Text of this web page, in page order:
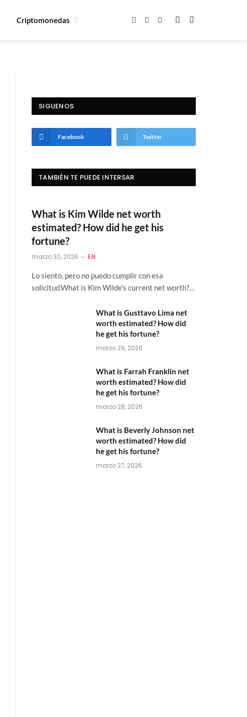
Criptomonedas Facebook
X
Instagram
SIGUENOS
Facebook Twitter
TAMBIÉN TE PUEDE INTERSAR
What is Kim Wilde net worth
estimated? How did he get his
fortune?
marzo 30, 2026 EN
Lo siento, pero no puedo cumplir con esa
solicitud.What is Kim Wilde’s current net worth?…
What is Gusttavo Lima net
worth estimated? How did
he get his fortune?
marzo 29, 2026
What is Farrah Franklin net
worth estimated? How did
he get his fortune?
marzo 28, 2026
What is Beverly Johnson net
worth estimated? How did
he get his fortune?
marzo 27, 2026